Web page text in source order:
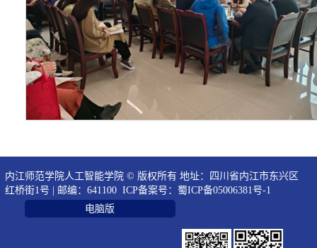
内江师范学院人工智能学院 © 版权所有 地址：四川省内江市东兴区
红桥街1号 | 邮编：641100 ICP备案号： 蜀ICP备05006381号-1
电脑版